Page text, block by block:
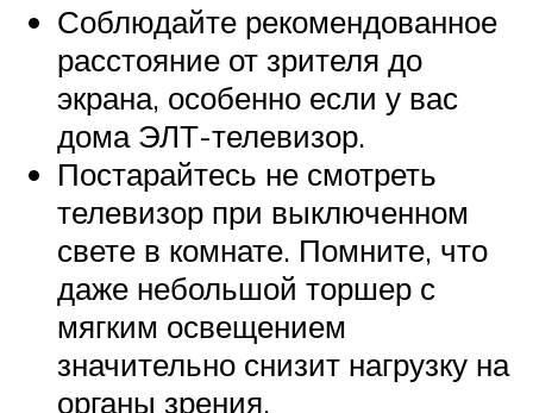
Соблюдайте рекомендованное
расстояние от зрителя до
экрана, особенно если у вас
дома ЭЛТ-телевизор.
Постарайтесь не смотреть
телевизор при выключенном
свете в комнате. Помните, что
даже небольшой торшер с
мягким освещением
значительно снизит нагрузку на
органы зрения.